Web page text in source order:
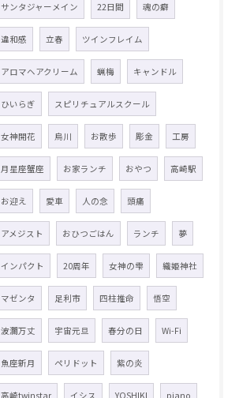
サンタジャーメイン 22日間 魂の癖
違和感 立春 ツインフレイム
アロマヘアクリーム 蝋梅 キャンドル
ひいらぎ スピリチュアルスクール
女神開花 烏川 お散歩 彫金 工房
月星座蟹座 お家ランチ おやつ 高崎駅
お迎え 愛車 人の念 頭痛
アメジスト おひつごはん ランチ 夢
インパクト 20周年 女神の雫 織姫神社
マゼンタ 足利市 四柱推命 悟空
波瀾万丈 宇宙元旦 春分の日 Wi-Fi
魚座新月 ペリドット 紫の炎
高崎twinstar イシス YOSHIKI piano